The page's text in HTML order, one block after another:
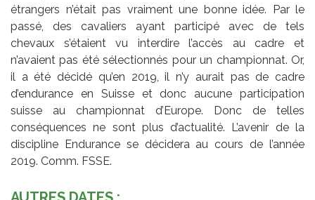
étrangers n’était pas vraiment une bonne idée. Par le
passé, des cavaliers ayant participé avec de tels
chevaux s’étaient vu interdire l’accès au cadre et
n’avaient pas été sélectionnés pour un championnat. Or,
il a été décidé qu’en 2019, il n’y aurait pas de cadre
d’endurance en Suisse et donc aucune participation
suisse au championnat d’Europe. Donc de telles
conséquences ne sont plus d’actualité. L’avenir de la
discipline Endurance se décidera au cours de l’année
2019. Comm. FSSE.